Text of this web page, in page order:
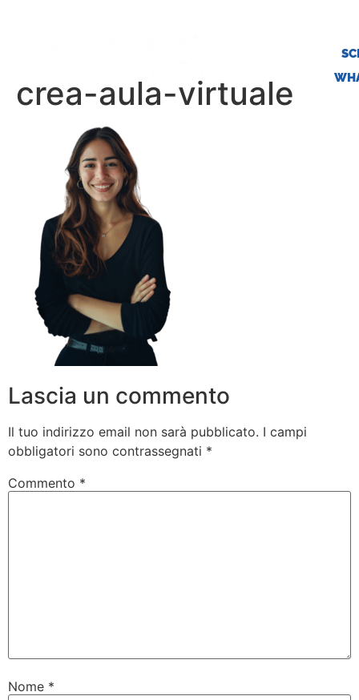
crea-aula-virtuale
Lascia un commento
Il tuo indirizzo email non sarà pubblicato. I campi
obbligatori sono contrassegnati *
Commento *
Nome *